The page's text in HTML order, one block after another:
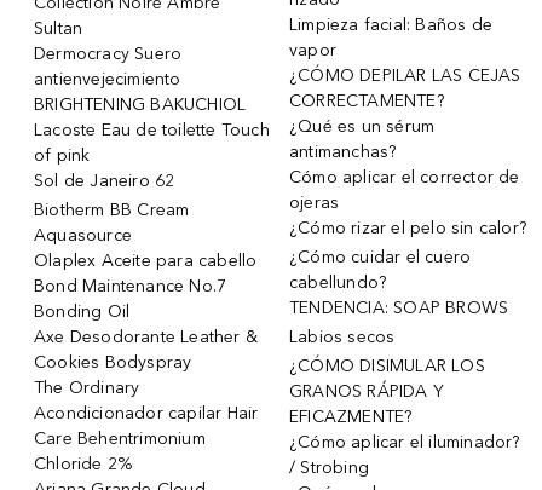
Sultan
Dermocracy Suero
antienvejecimiento
BRIGHTENING BAKUCHIOL
Lacoste Eau de toilette Touch
of pink
Sol de Janeiro 62
Biotherm BB Cream
Aquasource
Olaplex Aceite para cabello
Bond Maintenance No.7
Bonding Oil
Axe Desodorante Leather &
Cookies Bodyspray
The Ordinary
Acondicionador capilar Hair
Care Behentrimonium
Chloride 2%
Limpieza facial: Baños de
vapor
¿CÓMO DEPILAR LAS CEJAS
CORRECTAMENTE?
¿Qué es un sérum
antimanchas?
Cómo aplicar el corrector de
ojeras
¿Cómo rizar el pelo sin calor?
¿Cómo cuidar el cuero
cabellundo?
TENDENCIA: SOAP BROWS
Labios secos
¿CÓMO DISIMULAR LOS
GRANOS RÁPIDA Y
EFICAZMENTE?
¿Cómo aplicar el iluminador?
/ Strobing